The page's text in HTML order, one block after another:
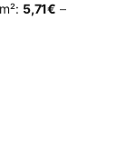
se
5,71€ –
tiene múltiples